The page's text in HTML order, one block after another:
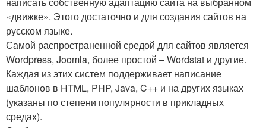
«движке». Этого достаточно и для создания сайтов на
русском языке.
Самой распространенной средой для сайтов является
Wordpress, Joomla, более простой – Wordstat и другие.
Каждая из этих систем поддерживает написание
шаблонов в HTML, PHP, Java, C++ и на других языках
(указаны по степени популярности в прикладных
средах).